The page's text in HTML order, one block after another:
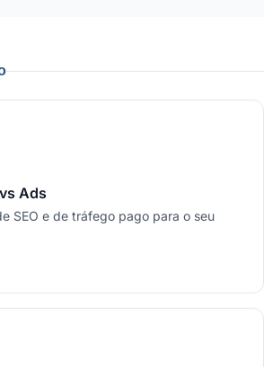
Ads
SEO e de tráfego pago para o seu